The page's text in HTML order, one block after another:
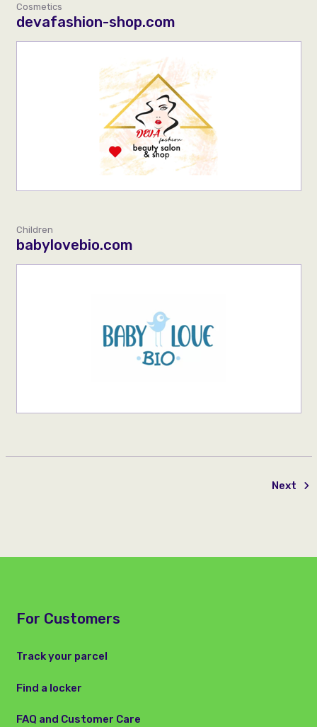
Cosmetics
devafashion-shop.com
Children
babylovebio.com
Next
For Customers
Track your parcel
Find a locker
FAQ and Customer Care